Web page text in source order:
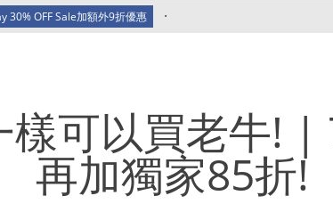
30% OFF Sale加額外9折優惠 .
樣可以買老牛! |
再加獨家85折!